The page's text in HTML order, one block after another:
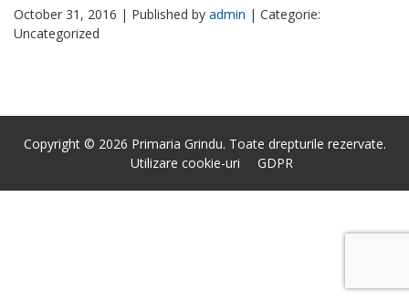
October 31, 2016 | Published by admin | Categorie:
Uncategorized
Copyright © 2026 Primaria Grindu. Toate drepturile rezervate.
Utilizare cookie-uri
GDPR